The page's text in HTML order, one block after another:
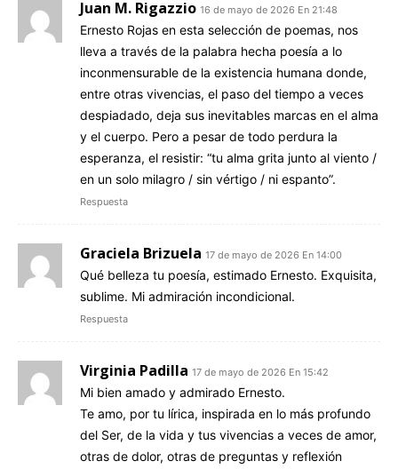
Juan M. Rigazzio 16 de mayo de 2026 En 21:48
Ernesto Rojas en esta selección de poemas, nos
lleva a través de la palabra hecha poesía a lo
inconmensurable de la existencia humana donde,
entre otras vivencias, el paso del tiempo a veces
despiadado, deja sus inevitables marcas en el alma
y el cuerpo. Pero a pesar de todo perdura la
esperanza, el resistir: “tu alma grita junto al viento /
en un solo milagro / sin vértigo / ni espanto”.
Respuesta
Graciela Brizuela 17 de mayo de 2026 En 14:00
Qué belleza tu poesía, estimado Ernesto. Exquisita,
sublime. Mi admiración incondicional.
Respuesta
Virginia Padilla 17 de mayo de 2026 En 15:42
Mi bien amado y admirado Ernesto.
Te amo, por tu lírica, inspirada en lo más profundo
del Ser, de la vida y tus vivencias a veces de amor,
otras de dolor, otras de preguntas y reflexión